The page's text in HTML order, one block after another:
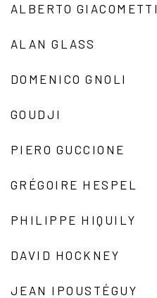
ALBERTO GIACOMETTI
ALAN GLASS
DOMENICO GNOLI
GOUDJI
PIERO GUCCIONE
GRÉGOIRE HESPEL
PHILIPPE HIQUILY
DAVID HOCKNEY
JEAN IPOUSTÉGUY